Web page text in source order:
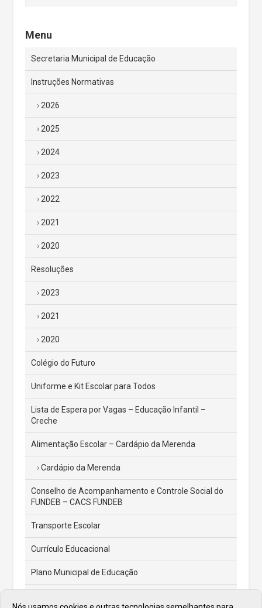
Menu
Secretaria Municipal de Educação
Instruções Normativas
2026
2025
2024
2023
2022
2021
2020
Resoluções
2023
2021
2020
Colégio do Futuro
Uniforme e Kit Escolar para Todos
Lista de Espera por Vagas – Educação Infantil –
Creche
Alimentação Escolar – Cardápio da Merenda
Cardápio da Merenda
Conselho de Acompanhamento e Controle Social do
FUNDEB – CACS FUNDEB
Transporte Escolar
Currículo Educacional
Plano Municipal de Educação